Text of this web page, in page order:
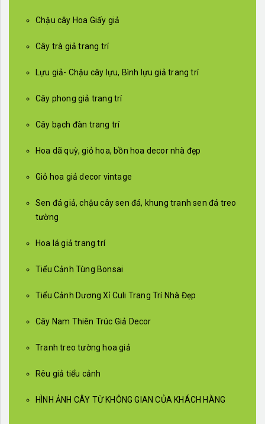
Chậu cây Hoa Giấy giả
Cây trà giả trang trí
Lựu giả- Chậu cây lựu, Bình lựu giả trang trí
Cây phong giả trang trí
Cây bạch đàn trang trí
Hoa dã quỳ, giỏ hoa, bồn hoa decor nhà đẹp
Giỏ hoa giả decor vintage
Sen đá giả, chậu cây sen đá, khung tranh sen đá treo
tường
Hoa lá giả trang trí
Tiểu Cảnh Tùng Bonsai
Tiểu Cảnh Dương Xỉ Culi Trang Trí Nhà Đẹp
Cây Nam Thiên Trúc Giả Decor
Tranh treo tường hoa giả
Rêu giả tiểu cảnh
HÌNH ẢNH CÂY TỪ KHÔNG GIAN CỦA KHÁCH HÀNG